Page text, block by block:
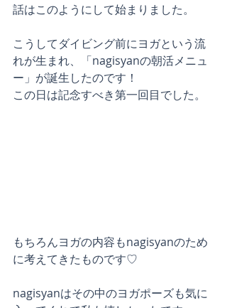
話はこのようにして始まりました。
こうしてダイビング前にヨガという流
れが生まれ、「nagisyanの朝活メニュ
ー」が誕生したのです！
この日は記念すべき第一回目でした。
もちろんヨガの内容もnagisyanのため
に考えてきたものです♡
nagisyanはその中のヨガポーズも気に